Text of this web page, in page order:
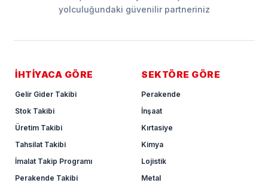
yolculuğundaki güvenilir partneriniz
İHTİYACA GÖRE
Gelir Gider Takibi
Stok Takibi
Üretim Takibi
Tahsilat Takibi
İmalat Takip Programı
Perakende Takibi
SEKTÖRE GÖRE
Perakende
İnşaat
Kırtasiye
Kimya
Lojistik
Metal